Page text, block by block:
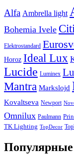
Alfa Ambrella light
Bohemia Ivele
Elektrostandard
Horoz Ideal Lux
Lucide Luminex
Mantra Markslojd
Kovaltseva Newport
Omnilux Paulmann
TK Lighting TopDecor
Популярные